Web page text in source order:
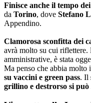
Finisce anche il tempo
da Torino, dove Stefano
Appendino.
Clamorosa sconfitta dei
avrà molto su cui riflettere.
amministrative, è stata
Ma penso che abbia molto
su vaccini e green pass. Il
grillino e destrorso si può